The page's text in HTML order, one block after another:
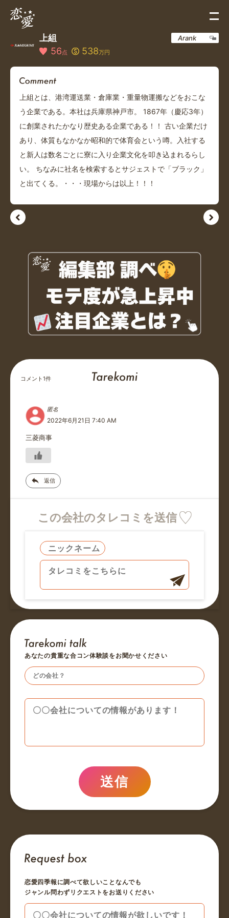
上組
56点 538万円
Arank
上組とは、港湾運送業・倉庫業・重量物運搬などをおこな
う企業である。本社は兵庫県神戸市。 1867年（慶応3年）
に創業されたかなり歴史ある企業である！！ 古い企業だけ
あり、体質もなかなか昭和的で体育会という噂。入社する
と新人は数名ごとに寮に入り企業文化を叩き込まれるらし
い。 ちなみに社名を検索するとサジェストで「ブラック」
と出てくる。・・・現場からは以上！！！
コメント1件
匿名
2022年6月21日 7:40 AM
三菱商事
返信
この会社のタレコミを送信
あなたの貴重な合コン体験談をお聞かせください
送信
恋愛四季報に調べて欲しいことなんでも
ジャンル問わずリクエストをお送りください